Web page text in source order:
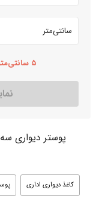
سانتی‌متر
۵ سانتی‌متر برای حاشیه خطا در نظر بگیرید.
پوستر دیواری
کاغذ دیواری اداری